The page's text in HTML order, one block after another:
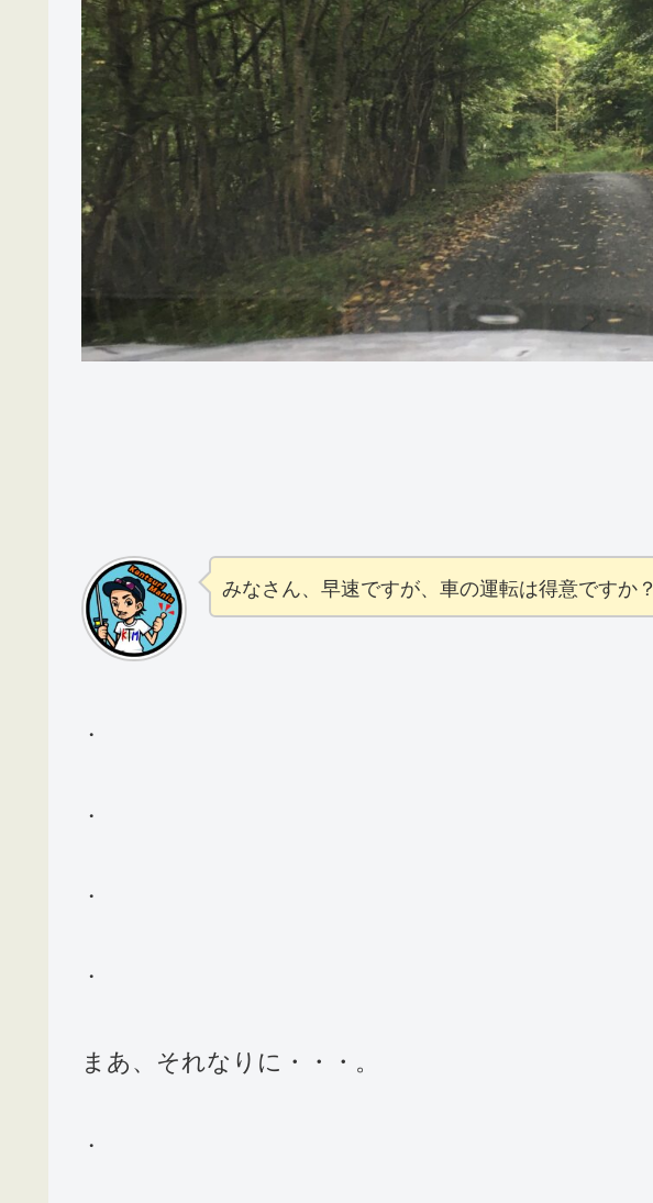
みなさん、早速ですが、車の運転は得意ですか？
・
・
・
・
まあ、それなりに・・・。
・